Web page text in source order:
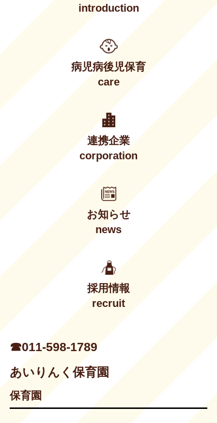
introduction
病児病後児保育
care
連携企業
corporation
お知らせ
news
採用情報
recruit
☎︎011-598-1789
あいりんく保育園
保育園